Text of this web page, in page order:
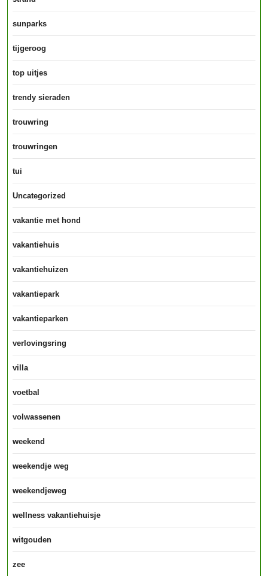
sunparks
tijgeroog
top uitjes
trendy sieraden
trouwring
trouwringen
tui
Uncategorized
vakantie met hond
vakantiehuis
vakantiehuizen
vakantiepark
vakantieparken
verlovingsring
villa
voetbal
volwassenen
weekend
weekendje weg
weekendjeweg
wellness vakantiehuisje
witgouden
zee